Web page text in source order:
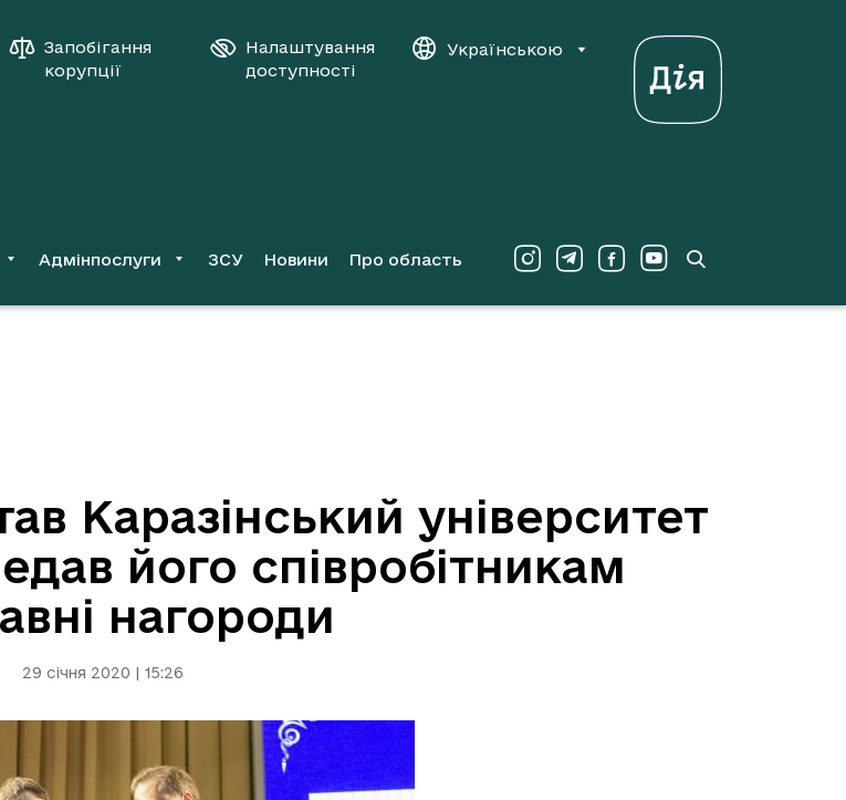
Запобігання
корупції
Налаштування
доступності
Українською
Адмінпослуги ЗСУ Новини Про область
Каразінський університет
його співробітникам
нагороди
29 січня 2020 | 15:26